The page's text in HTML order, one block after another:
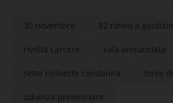
30 novembre 82 rinvio a giudizio
rivolta carcere sala annunciata
sette richieste condanna torre
udienza preliminare